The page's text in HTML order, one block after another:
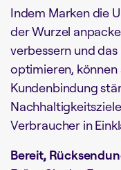
Indem Marken die
der Wurzel
verbessern und
optimieren, können
Kundenbindung
Verbraucher in
Bereit,